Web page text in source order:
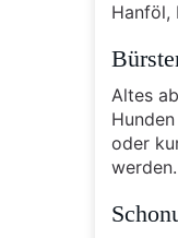
Hanföl,
Altes
oder